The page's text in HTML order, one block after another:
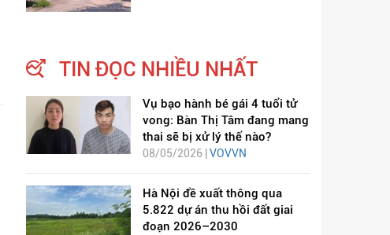
TIN ĐỌC NHIỀU NHẤT
Vụ bạo hành bé gái 4 tuổi tử
vong: Bàn Thị Tâm đang mang
thai sẽ bị xử lý thế nào?
08/05/2026 | VOVVN
Hà Nội đề xuất thông qua
5.822 dự án thu hồi đất giai
đoạn 2026–2030